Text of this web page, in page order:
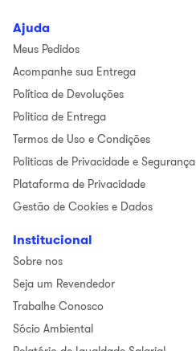
Ajuda
Meus Pedidos
Acompanhe sua Entrega
Política de Devoluções
Politica de Entrega
Termos de Uso e Condições
Politicas de Privacidade e Segurança
Plataforma de Privacidade
Gestão de Cookies e Dados
Institucional
Sobre nos
Seja um Revendedor
Trabalhe Conosco
Sócio Ambiental